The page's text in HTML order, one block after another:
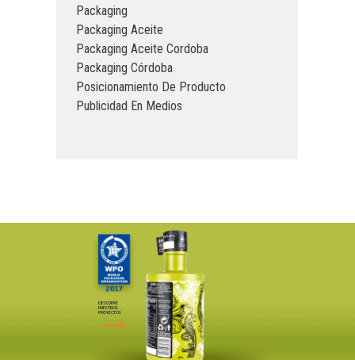
Packaging
Packaging Aceite
Packaging Aceite Cordoba
Packaging Córdoba
Posicionamiento De Producto
Publicidad En Medios
DESCUBRE
NUESTROS
PROYECTOS